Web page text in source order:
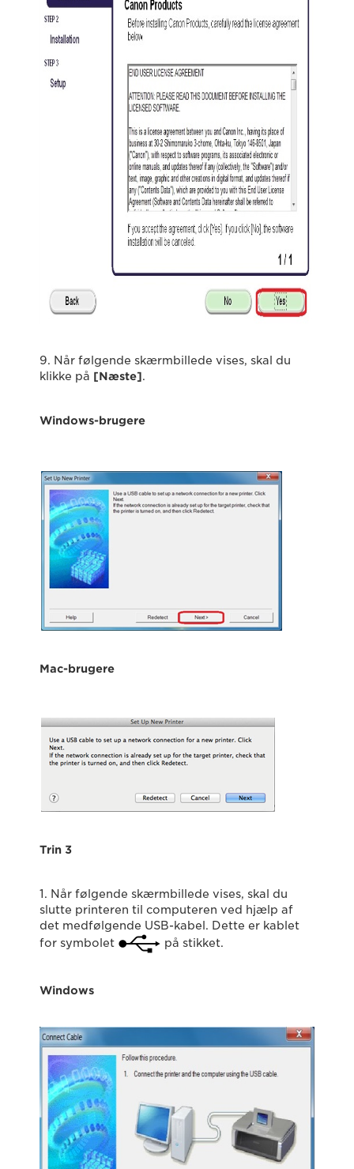
9. Når følgende skærmbillede vises, skal du
klikke på [Næste].
Windows-brugere
Mac-brugere
Trin 3
1. Når følgende skærmbillede vises, skal du
slutte printeren til computeren ved hjælp af
det medfølgende USB-kabel. Dette er kablet
for symbolet
på stikket.
Windows